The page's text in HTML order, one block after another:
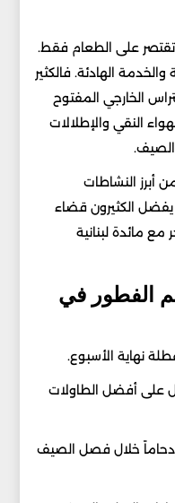
تقتصر على الطعام فقط.
الهادئة. فالكثير
الخارجي المفتوح
النقي والإطلالات
أبرز النشاطات
يفضل الكثيرون قضاء
مع مائدة لبنانية
الفطور في
نهاية الأسبوع.
على أفضل الطاولات
خلال فصل الصيف